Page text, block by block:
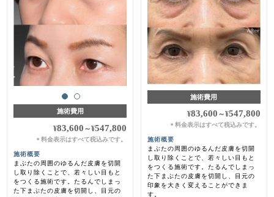
施術費用
¥83,600 ～¥547,800
＊料金表示はすべて税込みです。
施術概要
まぶたの周囲のゆるんだ皮膚を切開
し取り除くことで、若々しい目もと
をつくる施術です。たるんでしまっ
た下まぶたの皮膚を切開し、目元の
施術費用
¥83,600 ～¥547,800
＊ 料金表示はすべて税込みです。
施術概要
まぶたの周囲のゆるんだ皮膚を切開
し取り除くことで、若々しい目もと
をつくる施術です。たるんでしまっ
た下まぶたの皮膚を切開し、目元の
印象を大きく変えることができま
す。